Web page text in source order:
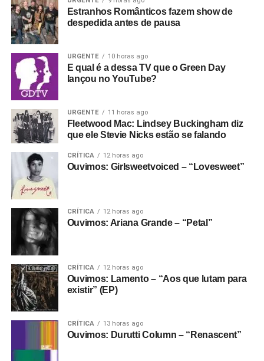
Estranhos Românticos fazem show de
despedida antes de pausa
URGENTE 10 horas ago
E qual é a dessa TV que o Green Day
lançou no YouTube?
URGENTE 11 horas ago
Fleetwood Mac: Lindsey Buckingham diz
que ele Stevie Nicks estão se falando
CRÍTICA 12 horas ago
Ouvimos: Girlsweetvoiced – “Lovesweet”
CRÍTICA 12 horas ago
Ouvimos: Ariana Grande – “Petal”
CRÍTICA 12 horas ago
Ouvimos: Lamento – “Aos que lutam para
existir” (EP)
CRÍTICA 13 horas ago
Ouvimos: Durutti Column – “Renascent”